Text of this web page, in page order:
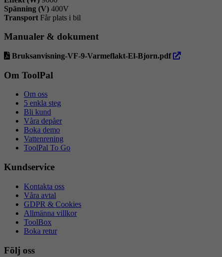
Spänning (V) 400V
Transport Får plats i bil
Manualer & dokument
Bruksanvisning-VF-9-Varmeflakt-El-Bjorn.pdf öppna
Om ToolPal
Om oss
5 enkla steg
Bli kund
Våra depåer
Boka demo
Vattenrening
ToolPal To Go
Kundservice
Kontakta oss
Våra avtal
GDPR & Cookies
Allmänna villkor
ToolBox
Boka retur
Följ oss